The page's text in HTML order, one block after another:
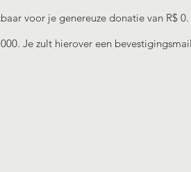
voor je genereuze donatie van R$ 0.
Je zult hierover een